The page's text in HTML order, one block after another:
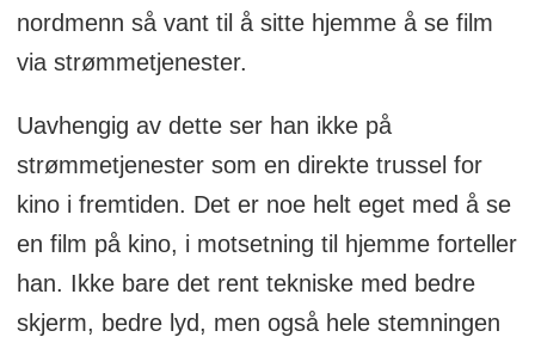
nordmenn så vant til å sitte hjemme å se film
via strømmetjenester.
Uavhengig av dette ser han ikke på
strømmetjenester som en direkte trussel for
kino i fremtiden. Det er noe helt eget med å se
en film på kino, i motsetning til hjemme forteller
han. Ikke bare det rent tekniske med bedre
skjerm, bedre lyd, men også hele stemningen